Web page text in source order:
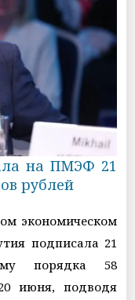
на ПМЭФ 21
рублей
экономическом
подписала 21
порядка 58
июня, подводя